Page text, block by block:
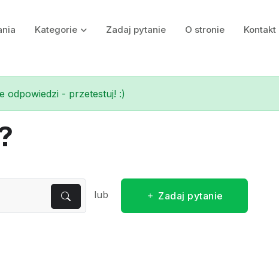
Kategorie Zadaj pytanie O stronie Kontakt
odpowiedzi - przetestuj! :)
lub Zadaj pytanie